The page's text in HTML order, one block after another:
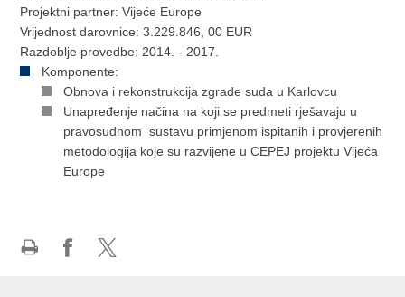
Projektni partner: Vijeće Europe
Vrijednost darovnice: 3.229.846, 00 EUR
Razdoblje provedbe: 2014. - 2017.
Komponente:
Obnova i rekonstrukcija zgrade suda u Karlovcu
Unapređenje načina na koji se predmeti rješavaju u
pravosudnom sustavu primjenom ispitanih i provjerenih
metodologija koje su razvijene u CEPEJ projektu Vijeća
Europe